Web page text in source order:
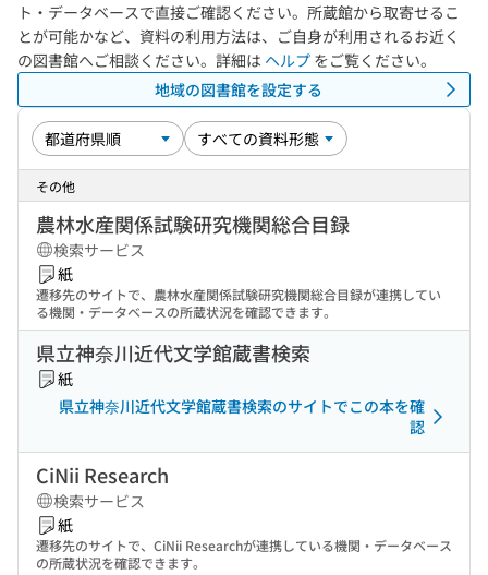
ト・データベースで直接ご確認ください。所蔵館から取寄せるこ
とが可能かなど、資料の利用方法は、ご自身が利用されるお近く
の図書館へご相談ください。詳細は ヘルプ をご覧ください。
地域の図書館を設定する
その他
農林水産関係試験研究機関総合目録
検索サービス
紙
遷移先のサイトで、農林水産関係試験研究機関総合目録が連携してい
る機関・データベースの所蔵状況を確認できます。
県立神奈川近代文学館蔵書検索
紙
県立神奈川近代文学館蔵書検索のサイトでこの本を確
認
CiNii Research
検索サービス
紙
遷移先のサイトで、CiNii Researchが連携している機関・データベース
の所蔵状況を確認できます。